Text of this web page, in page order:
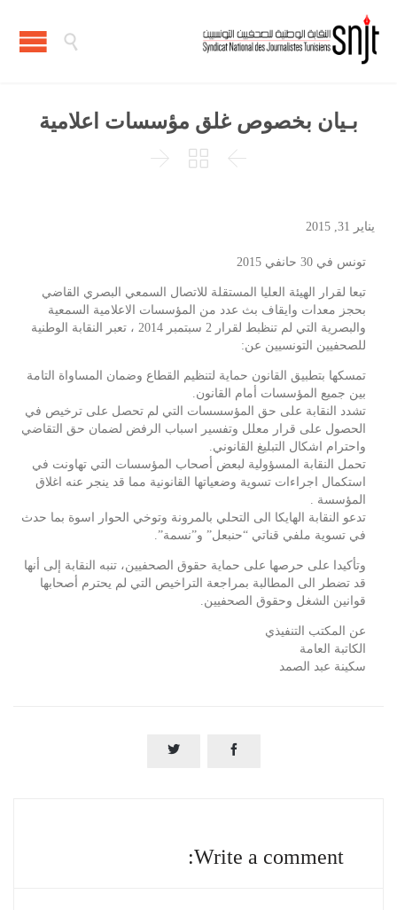

بـيان بخصوص غلق مؤسسات اعلامية



يناير 31, 2015
تونس في 30 حانفي 2015
تبعا لقرار الهيئة العليا المستقلة للاتصال السمعي البصري القاضي
بحجز معدات وايقاف بث عدد من المؤسسات الاعلامية السمعية
والبصرية التي لم تنظبط لقرار 2 سبتمبر 2014 ، تعبر النقابة الوطنية
للصحفيين التونسيين عن:
تمسكها بتطبيق القانون حماية لتنظيم القطاع وضمان المساواة التامة
بين جميع المؤسسات أمام القانون.
تشدد النقابة على حق المؤسسسات التي لم تحصل على ترخيص في
الحصول على قرار معلل وتفسير اسباب الرفض لضمان حق التقاضي
واحترام اشكال التبليغ القانوني.
تحمل النقابة المسؤولية لبعض أصحاب المؤسسات التي تهاونت في
استكمال اجراءات تسوية وضعياتها القانونية مما قد ينجر عنه اغلاق
المؤسسة .
تدعو النقابة الهايكا الى التحلي بالمرونة وتوخي الحوار اسوة بما حدث
في تسوية ملفي قناتي “حنبعل” و”نسمة”.
وتأكيدا على حرصها على حماية حقوق الصحفيين، تنبه النقابة إلى أنها
قد تضطر الى المطالبة بمراجعة التراخيص التي لم يحترم أصحابها
قوانين الشغل وحقوق الصحفيين.
عن المكتب التنفيذي
الكاتبة العامة
سكينة عبد الصمد


Write a comment: